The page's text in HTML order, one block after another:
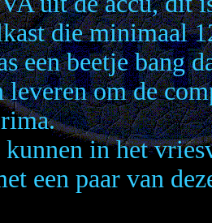
die minimaal
een beetje bang
om de
in het
een paar van